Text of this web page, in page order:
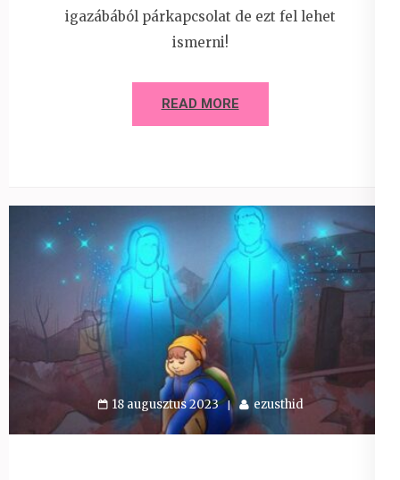
igazábából párkapcsolat de ezt fel lehet
ismerni!
READ MORE
18 augusztus 2023 ezusthid